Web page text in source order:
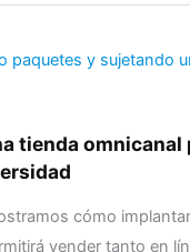
tienda omnicanal
cómo
vender tanto en